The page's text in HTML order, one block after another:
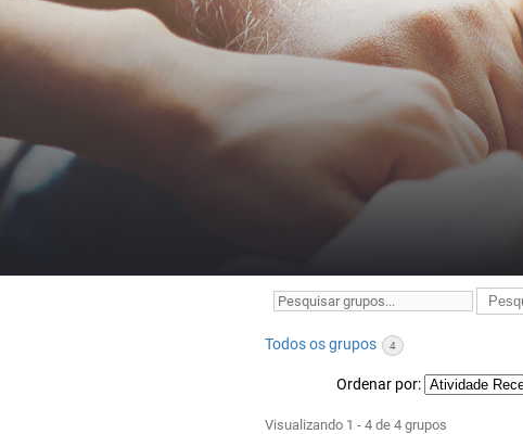
Pesquisar
grupos...
Todos os grupos
4
Ordenar por:
Diretório
Visualizando 1 - 4 de 4 grupos